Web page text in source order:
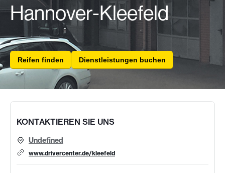
Hannover-Kleefeld
Reifen finden Dienstleistungen buchen
KONTAKTIEREN SIE UNS
Undefined
www.drivercenter.de/kleefeld